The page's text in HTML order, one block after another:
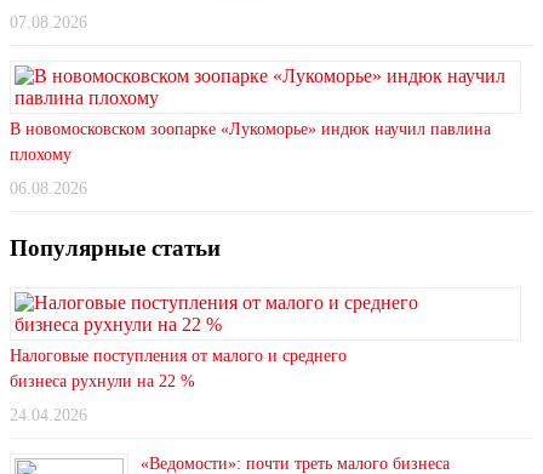
07.08.2026
В новомосковском зоопарке «Лукоморье» индюк научил павлина
плохому
06.08.2026
Популярные статьи
Налоговые поступления от малого и среднего
бизнеса рухнули на 22 %
24.04.2026
«Ведомости»: почти треть малого бизнеса